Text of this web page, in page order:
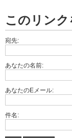
このリン
宛先:
あなたの名前:
あなたのEメール:
件名: